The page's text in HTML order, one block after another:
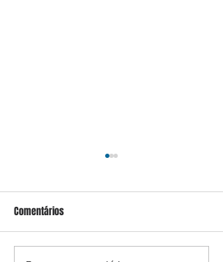
Comentários